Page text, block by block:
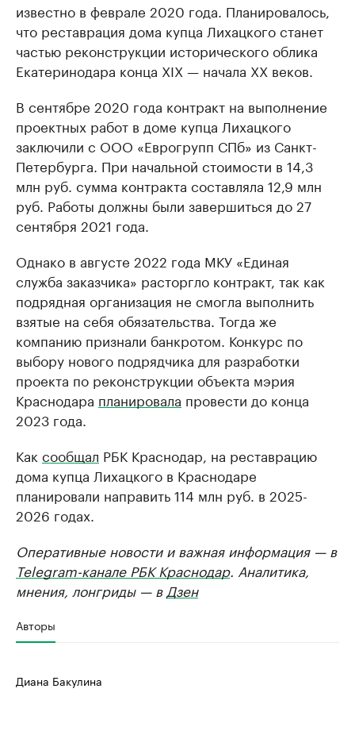
известно в феврале 2020 года. Планировалось,
что реставрация дома купца Лихацкого станет
частью реконструкции исторического облика
Екатеринодара конца XIX — начала XX веков.
В сентябре 2020 года контракт на выполнение
проектных работ в доме купца Лихацкого
заключили с ООО «Еврогрупп СПб» из Санкт-
Петербурга. При начальной стоимости в 14,3
млн руб. сумма контракта составляла 12,9 млн
руб. Работы должны были завершиться до 27
сентября 2021 года.
Однако в августе 2022 года МКУ «Единая
служба заказчика» расторгло контракт, так как
подрядная организация не смогла выполнить
взятые на себя обязательства. Тогда же
компанию признали банкротом. Конкурс по
выбору нового подрядчика для разработки
проекта по реконструкции объекта мэрия
Краснодара планировала провести до конца
2023 года.
Как сообщал РБК Краснодар, на реставрацию
дома купца Лихацкого в Краснодаре
планировали направить 114 млн руб. в 2025-
2026 годах.
Оперативные новости и важная информация — в
Telegram-канале РБК Краснодар. Аналитика,
мнения, лонгриды — в Дзен
Авторы
Диана Бакулина